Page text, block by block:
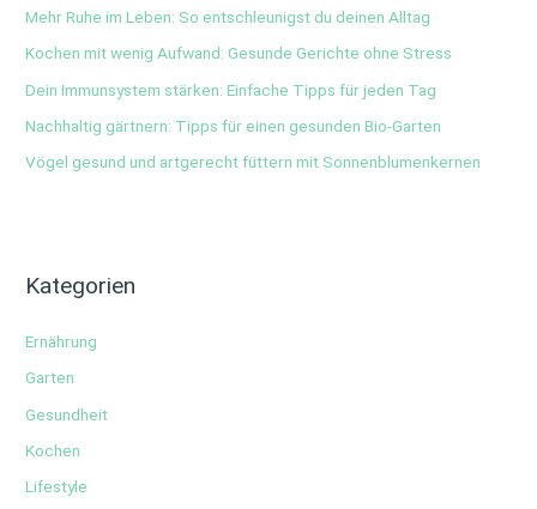
Mehr Ruhe im Leben: So entschleunigst du deinen Alltag
Kochen mit wenig Aufwand: Gesunde Gerichte ohne Stress
Dein Immunsystem stärken: Einfache Tipps für jeden Tag
Nachhaltig gärtnern: Tipps für einen gesunden Bio-Garten
Vögel gesund und artgerecht füttern mit Sonnenblumenkernen
Kategorien
Ernährung
Garten
Gesundheit
Kochen
Lifestyle